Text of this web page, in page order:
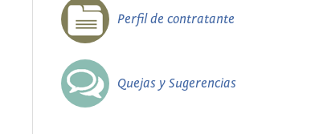
Perfil de contratante
Quejas y Sugerencias